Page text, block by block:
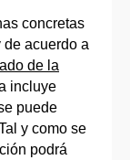
concretas
de acuerdo a
de la
incluye
puede
y como se
podrá